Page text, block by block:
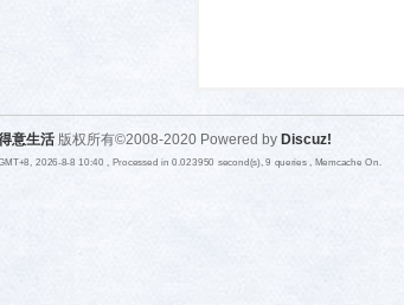
武汉意生活 版权所有©2008-2020 Powered by Discuz!
2026-8-8 10:40 , Processed in 0.023950 second(s), 9 queries , Memcache On.